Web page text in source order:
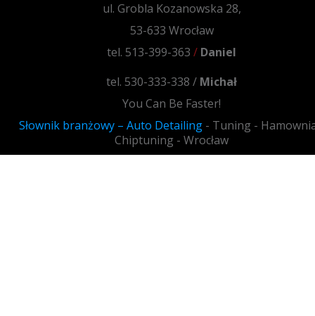
ul. Grobla Kozanowska 28,
53-633 Wrocław
tel. 513-399-363 / Daniel
tel. 530-333-338 / Michał
You Can Be Faster!
Słownik branżowy – Auto Detailing - Tuning -
Chiptuning - Wrocław